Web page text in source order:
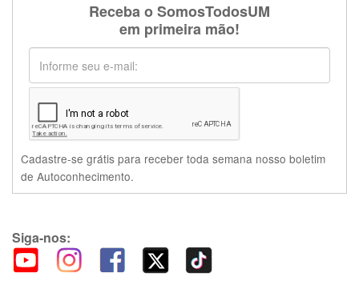
Receba o SomosTodosUM
em primeira mão!
Cadastre-se grátis para receber toda semana nosso boletim
de Autoconhecimento.
Siga-nos: